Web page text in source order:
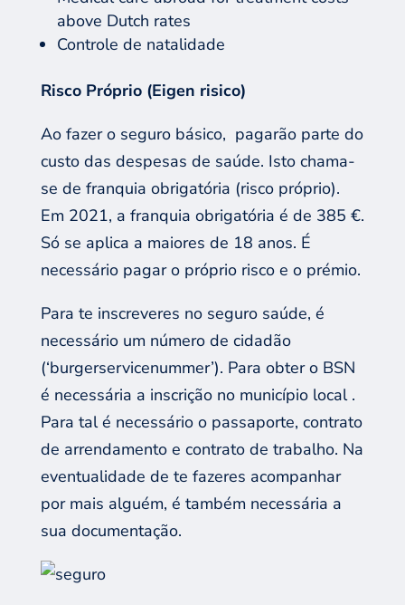
above Dutch rates
Controle de natalidade
Risco Próprio (Eigen risico)
Ao fazer o seguro básico, pagarão parte do
custo das despesas de saúde. Isto chama-
se de franquia obrigatória (risco próprio).
Em 2021, a franquia obrigatória é de 385 €.
Só se aplica a maiores de 18 anos. É
necessário pagar o próprio risco e o prémio.
Para te inscreveres no seguro saúde, é
necessário um número de cidadão
(‘burgerservicenummer’). Para obter o BSN
é necessária a inscrição no município local .
Para tal é necessário o passaporte, contrato
de arrendamento e contrato de trabalho. Na
eventualidade de te fazeres acompanhar
por mais alguém, é também necessária a
sua documentação.